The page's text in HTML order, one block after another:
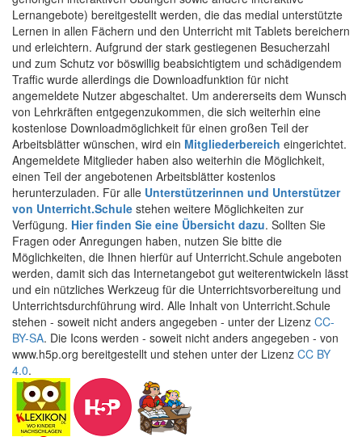
Lernangebote) bereitgestellt werden, die das medial unterstützte
Lernen in allen Fächern und den Unterricht mit Tablets bereichern
und erleichtern. Aufgrund der stark gestiegenen Besucherzahl
und zum Schutz vor böswillig beabsichtigtem und schädigendem
Traffic wurde allerdings die Downloadfunktion für nicht
angemeldete Nutzer abgeschaltet. Um andererseits dem Wunsch
von Lehrkräften entgegenzukommen, die sich weiterhin eine
kostenlose Downloadmöglichkeit für einen großen Teil der
Arbeitsblätter wünschen, wird ein Mitgliederbereich eingerichtet.
Angemeldete Mitglieder haben also weiterhin die Möglichkeit,
einen Teil der angebotenen Arbeitsblätter kostenlos
herunterzuladen. Für alle Unterstützerinnen und Unterstützer
von Unterricht.Schule stehen weitere Möglichkeiten zur
Verfügung. Hier finden Sie eine Übersicht dazu. Sollten Sie
Fragen oder Anregungen haben, nutzen Sie bitte die
Möglichkeiten, die Ihnen hierfür auf Unterricht.Schule angeboten
werden, damit sich das Internetangebot gut weiterentwickeln lässt
und ein nützliches Werkzeug für die Unterrichtsvorbereitung und
Unterrichtsdurchführung wird. Alle Inhalt von Unterricht.Schule
stehen - soweit nicht anders angegeben - unter der Lizenz CC-
BY-SA. Die Icons werden - soweit nicht anders angegeben - von
www.h5p.org bereitgestellt und stehen unter der Lizenz CC BY
4.0.